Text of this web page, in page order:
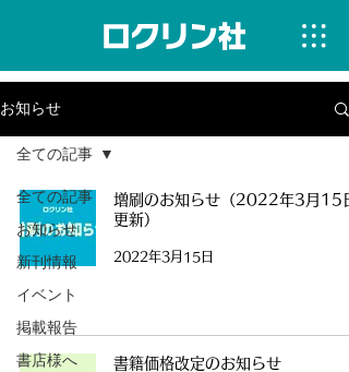
お知らせ
全ての記事
お知らせ
新刊情報
イベント
掲載報告
書店様へ
全ての記事
増刷のお知らせ（2022年3月15日
更新）
2022年3月15日
書籍価格改定のお知らせ